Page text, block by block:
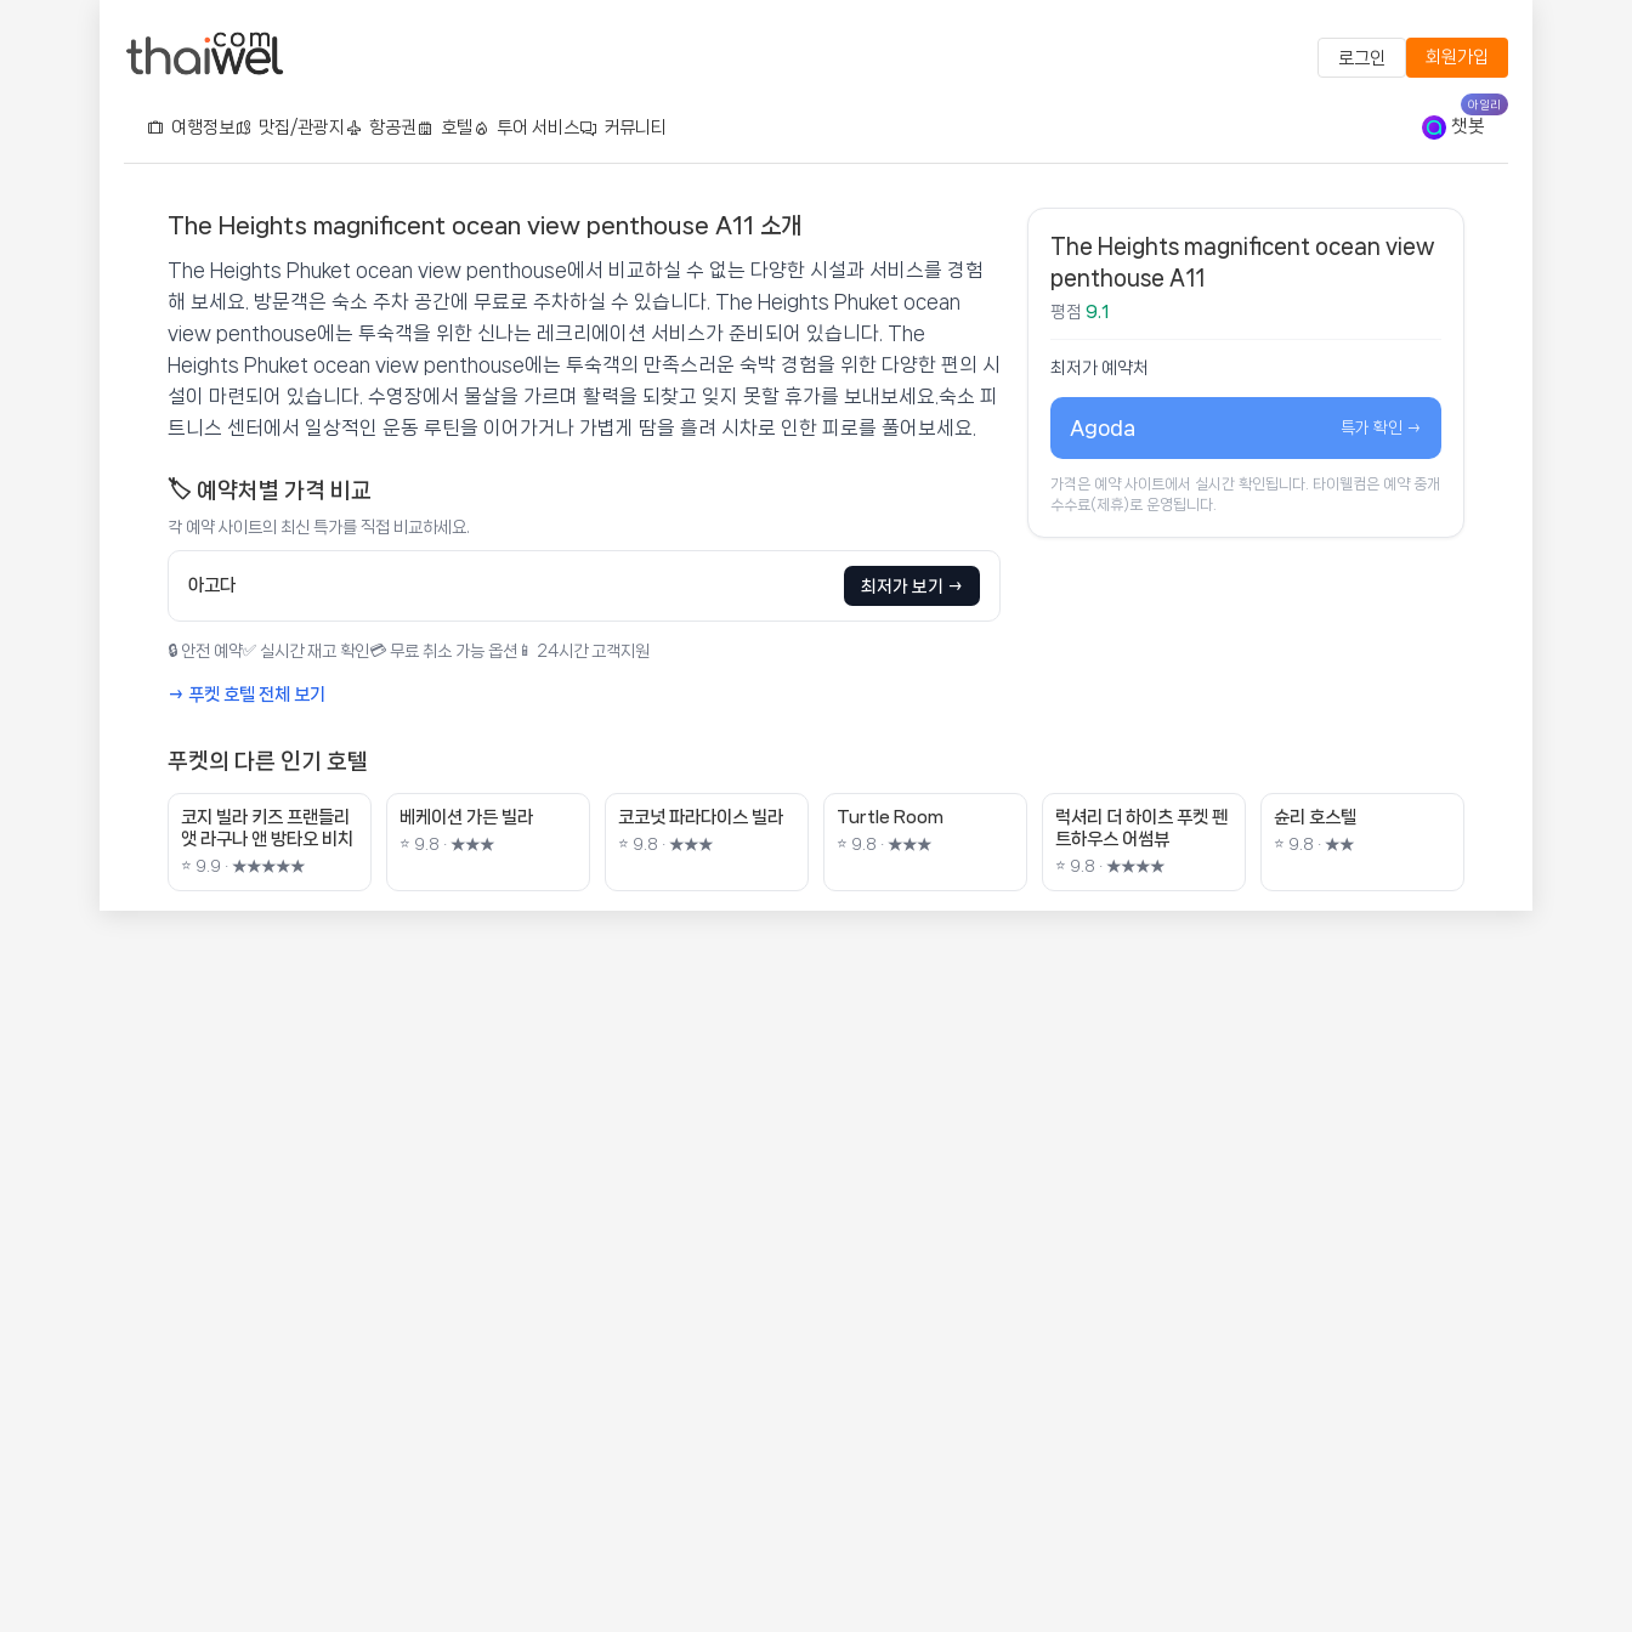
로그인 회원가입
여행정보 맛집/관광지 항공권 호텔 투어 서비스 커뮤니티 챗봇
아일리
The Heights magnificent ocean view penthouse A11
📍 푸켓★★★★ ⭐ 9.1
💰 최저가 확인 · 예약하기
The Heights magnificent ocean view penthouse A11 소개
The Heights Phuket ocean view penthouse에서 비교하실 수 없는 다양한 시설과 서비스를 경험
해 보세요. 방문객은 숙소 주차 공간에 무료로 주차하실 수 있습니다. The Heights Phuket ocean
view penthouse에는 투숙객을 위한 신나는 레크리에이션 서비스가 준비되어 있습니다. The
Heights Phuket ocean view penthouse에는 투숙객의 만족스러운 숙박 경험을 위한 다양한 편의 시
설이 마련되어 있습니다. 수영장에서 물살을 가르며 활력을 되찾고 잊지 못할 휴가를 보내보세요.숙소 피
트니스 센터에서 일상적인 운동 루틴을 이어가거나 가볍게 땀을 흘려 시차로 인한 피로를 풀어보세요.
🏷️ 예약처별 가격 비교
각 예약 사이트의 최신 특가를 직접 비교하세요.
아고다 최저가 보기 →
🔒 안전 예약✅ 실시간 재고 확인💳 무료 취소 가능 옵션 📱 24시간 고객지원
→ 푸켓 호텔 전체 보기
The Heights magnificent ocean view
penthouse A11
평점 9.1
최저가 예약처
Agoda 특가 확인 →
가격은 예약 사이트에서 실시간 확인됩니다. 타이웰컴은 예약 중개
수수료(제휴)로 운영됩니다.
푸켓의 다른 인기 호텔
코지 빌라 키즈 프랜들리
앳 라구나 앤 방타오 비치
⭐ 9.9 · ★★★★★
베케이션 가든 빌라
⭐ 9.8 · ★★★
코코넛 파라다이스 빌라
⭐ 9.8 · ★★★
Turtle Room
⭐ 9.8 · ★★★
럭셔리 더 하이츠 푸켓 펜
트하우스 어썸뷰
⭐ 9.8 · ★★★★
슌리 호스텔
⭐ 9.8 · ★★